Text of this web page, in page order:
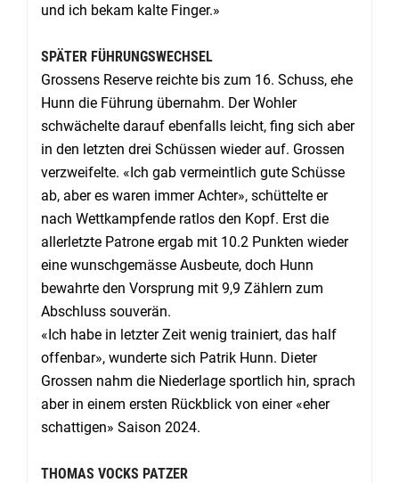
und ich bekam kalte Finger.»
SPÄTER FÜHRUNGSWECHSEL
Grossens Reserve reichte bis zum 16. Schuss, ehe
Hunn die Führung übernahm. Der Wohler
schwächelte darauf ebenfalls leicht, fing sich aber
in den letzten drei Schüssen wieder auf. Grossen
verzweifelte. «Ich gab vermeintlich gute Schüsse
ab, aber es waren immer Achter», schüttelte er
nach Wettkampfende ratlos den Kopf. Erst die
allerletzte Patrone ergab mit 10.2 Punkten wieder
eine wunschgemässe Ausbeute, doch Hunn
bewahrte den Vorsprung mit 9,9 Zählern zum
Abschluss souverän.
«Ich habe in letzter Zeit wenig trainiert, das half
offenbar», wunderte sich Patrik Hunn. Dieter
Grossen nahm die Niederlage sportlich hin, sprach
aber in einem ersten Rückblick von einer «eher
schattigen» Saison 2024.
THOMAS VOCKS PATZER